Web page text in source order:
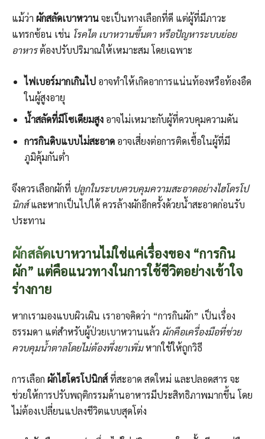
แม้ว่า ผักสลัดเบาหวานจะเป็นทางเลือกที่ดี แต่ผู้ที่มีภาวะ
แทรกซ้อน เช่น โรคไต เบาหวานขึ้นตา หรือปัญหาระบบย่อย
อาหารต้องปรับปริมาณให้เหมาะสม โดยเฉพาะ
ไฟเบอร์มากเกินไป อาจทำให้เกิดอาการแน่นท้องหรือท้องอืด
ในผู้สูงอายุ
น้ำสลัดที่มีโซเดียมสูง อาจไม่เหมาะกับผู้ที่ควบคุมความดัน
การกินดิบแบบไม่สะอาด อาจเสี่ยงต่อการติดเชื้อในผู้ที่มี
ภูมิคุ้มกันต่ำ
จึงควรเลือกผักที่ ปลูกในระบบควบคุมความสะอาดอย่างไฮโดรโป
นิกส์และหากเป็นไปได้ ควรล้างผักอีกครั้งด้วยน้ำสะอาดก่อนรับ
ประทาน
ผักสลัดเบาหวานไม่ใช่แค่เรื่องของ “การกิน
ผัก” แต่คือแนวทางในการใช้ชีวิตอย่างเข้าใจ
ร่างกาย
หากเรามองแบบผิวเผิน เราอาจคิดว่า “การกินผัก” เป็นเรื่อง
ธรรมดา แต่สำหรับผู้ป่วยเบาหวานแล้ว ผักคือเครื่องมือที่ช่วย
ควบคุมน้ำตาลโดยไม่ต้องพึ่งยาเพิ่มหากใช้ให้ถูกวิธี
การเลือก ผักไฮโดรโปนิกส์ที่สะอาด สดใหม่ และปลอดสาร จะ
ช่วยให้การปรับพฤติกรรมด้านอาหารมีประสิทธิภาพมากขึ้น โดย
ไม่ต้องเปลี่ยนแปลงชีวิตแบบสุดโต่ง